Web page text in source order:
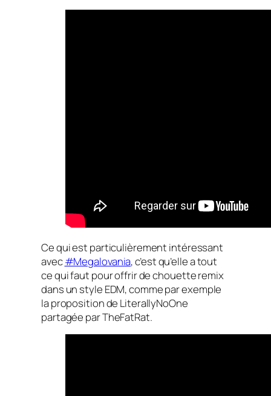
Ce qui est particulièrement intéressant
avec#Megalovania, c’est qu’elle a tout
ce qui faut pour offrir de chouette remix
dans un style EDM, comme par exemple
la proposition de LiterallyNoOne
partagée par TheFatRat.